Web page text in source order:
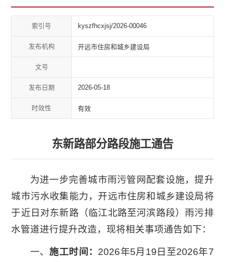
索引号 kyszfhcxjsj/2026-00046
发布机构 开远市住房和城乡建设局
文号
发布日期 2026-05-18
时效性 有效
东新路部分路段施工通告
为进一步完善城市雨污管网配套设施，提升
城市污水收集能力，开远市住房和城乡建设局将
于近日对东新路（临江北路至河滨路段）雨污排
水管道进行提升改造，现将相关事项通告如下：
一、施工时间： 2026年5月19日至2026年7